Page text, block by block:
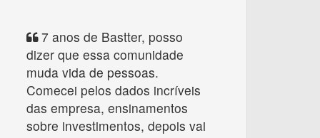
7 anos de Bastter, posso
dizer que essa comunidade
muda vida de pessoas.
Comecei pelos dados incríveis
das empresa, ensinamentos
sobre investimentos, depois vai